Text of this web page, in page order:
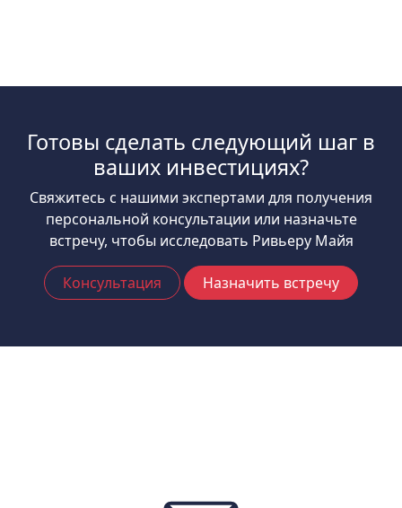
Готовы сделать следующий шаг в
ваших инвестициях?
Свяжитесь с нашими экспертами для получения
персональной консультации или назначьте
встречу, чтобы исследовать Ривьеру Майя
Консультация Назначить встречу